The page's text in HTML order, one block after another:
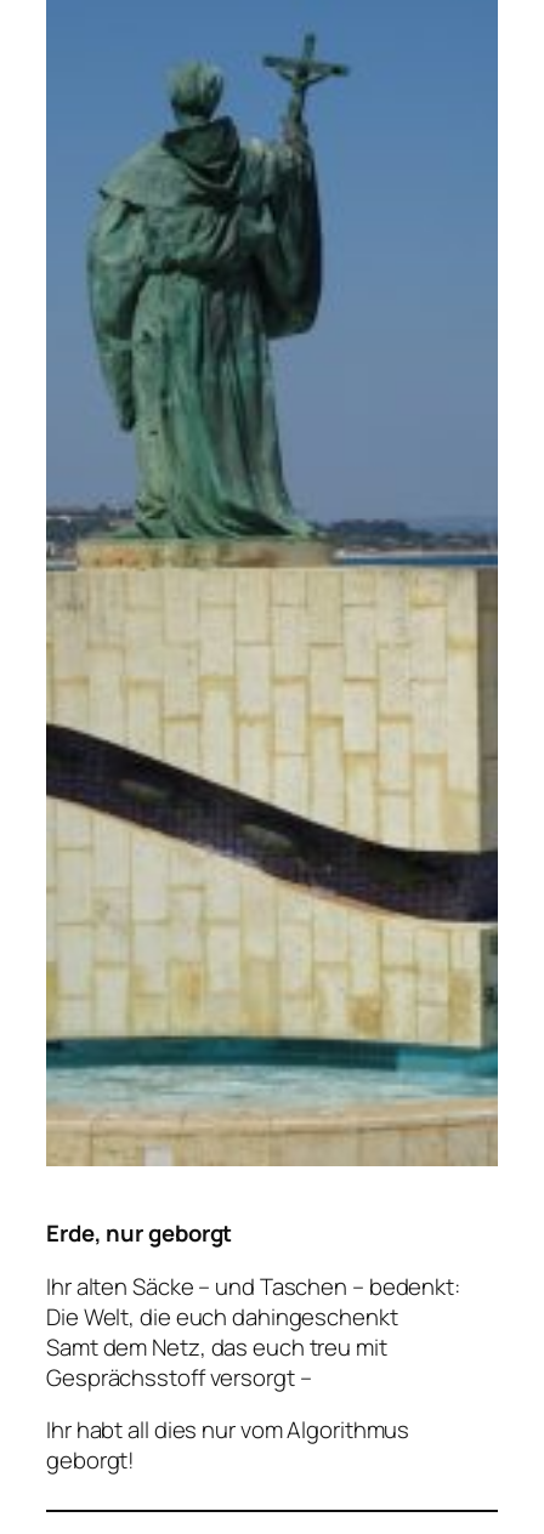
Erde, nur geborgt
Ihr alten Säcke – und Taschen – bedenkt:
Die Welt, die euch dahingeschenkt
Samt dem Netz, das euch treu mit
Gesprächsstoff versorgt –
Ihr habt all dies nur vom Algorithmus
geborgt!